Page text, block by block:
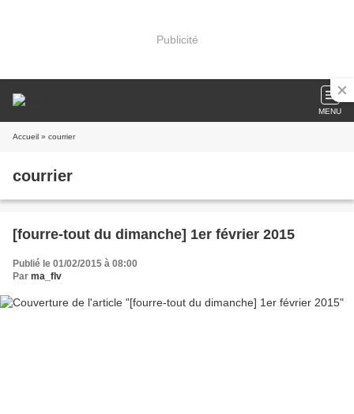
Publicité
MENU
Accueil » courrier
courrier
[fourre-tout du dimanche] 1er février 2015
Publié le 01/02/2015 à 08:00
Par ma_flv